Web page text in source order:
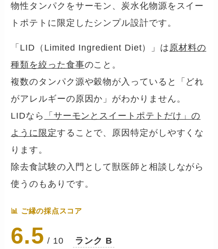
物性タンパクをサーモン、炭水化物源をスイー
トポテトに限定したシンプル設計です。
「LID（Limited Ingredient Diet）」は 原材料の
種類を絞った食事のこと。
複数のタンパク源や穀物が入っていると「どれ
がアレルギーの原因か」がわかりません。
LIDなら
「サーモンとスイートポテトだけ」の
ように限定することで、原因特定がしやすくな
ります。
除去食試験の入門として獣医師と相談しながら
使うのもありです。
📊 ご縁の採点スコア
6.5 / 10 ランク B